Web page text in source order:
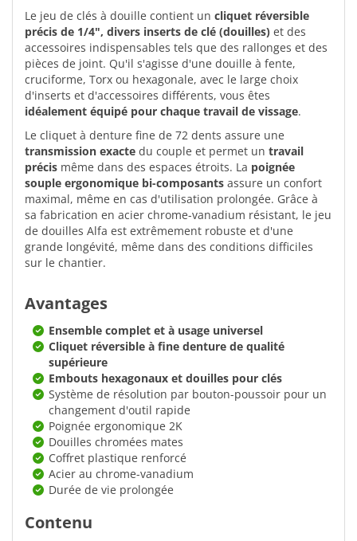
Le jeu de clés à douille contient un cliquet réversible
précis de 1/4", divers inserts de clé (douilles) et des
accessoires indispensables tels que des rallonges et des
pièces de joint. Qu'il s'agisse d'une douille à fente,
cruciforme, Torx ou hexagonale, avec le large choix
d'inserts et d'accessoires différents, vous êtes
idéalement équipé pour chaque travail de vissage.
Le cliquet à denture fine de 72 dents assure une
transmission exacte du couple et permet un travail
précis même dans des espaces étroits. La poignée
souple ergonomique bi-composants assure un confort
maximal, même en cas d'utilisation prolongée. Grâce à
sa fabrication en acier chrome-vanadium résistant, le jeu
de douilles Alfa est extrêmement robuste et d'une
grande longévité, même dans des conditions difficiles
sur le chantier.
Avantages
Ensemble complet et à usage universel
Cliquet réversible à fine denture de qualité
supérieure
Embouts hexagonaux et douilles pour clés
Système de résolution par bouton-poussoir pour un
changement d'outil rapide
Poignée ergonomique 2K
Douilles chromées mates
Coffret plastique renforcé
Acier au chrome-vanadium
Durée de vie prolongée
Contenu